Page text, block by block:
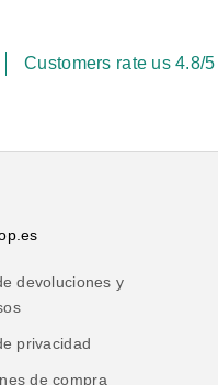
Customers rate us 4.8/
devoluciones y
privacidad
de compra